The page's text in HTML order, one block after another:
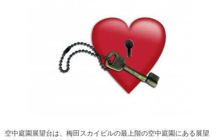
空中庭園展望台は、梅田スカイビルの最上階の空中庭園にある展望